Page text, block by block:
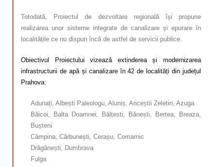
Totodată, Proiectul de dezvoltare regională își propune
realizarea unor sisteme integrate de canalizare și epurare în
localitățile ce nu dispun încă de astfel de servicii publice.
Obiectivul Proiectului vizează extinderea și modernizarea
infrastructurii de apă și canalizare în 42 de localități din județul
Prahova:
Adunați, Albești Paleologu, Aluniș, Ariceștii Zeletin, Azuga
Băicoi, Balta Doamnei, Bălțești, Bănești, Bertea, Breaza,
Bușteni
Câmpina, Cărbunești, Cerașu, Comarnic
Drăgănești, Dumbrava
Fulga